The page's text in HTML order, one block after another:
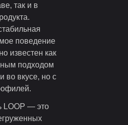
так и в
поведение
известен как
подходом
во вкусе, но с
LOOP — это